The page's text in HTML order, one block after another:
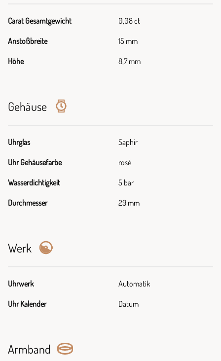
Carat Gesamtgewicht 0,08 ct
Anstoßbreite 15 mm
Höhe 8,7 mm
Gehäuse
Uhrglas Saphir
Uhr Gehäusefarbe rosé
Wasserdichtigkeit 5 bar
Durchmesser 29 mm
Werk
Uhrwerk Automatik
Uhr Kalender Datum
Armband